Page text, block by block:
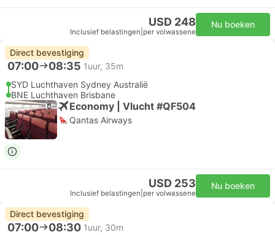
USD 248
Inclusief belastingen per volwassene
Nu boeken
Direct bevestiging
07:00 08:35 1uur, 35m
SYD Luchthaven Sydney Australië
BNE Luchthaven Brisbane
Economy | Vlucht #QF504
Qantas Airways
USD 253
Inclusief belastingen per volwassene
Nu boeken
Direct bevestiging
07:00 08:30 1uur, 30m